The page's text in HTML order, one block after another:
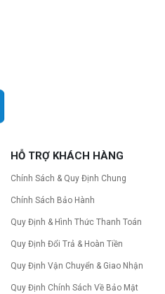
HỖ TRỢ KHÁCH HÀNG
Chính Sách & Quy Định Chung
Chính Sách Bảo Hành
Quy Định & Hình Thức Thanh Toán
Quy Định Đổi Trả & Hoàn Tiền
Quy Định Vận Chuyển & Giao Nhận
Quy Định Chính Sách Về Bảo Mật